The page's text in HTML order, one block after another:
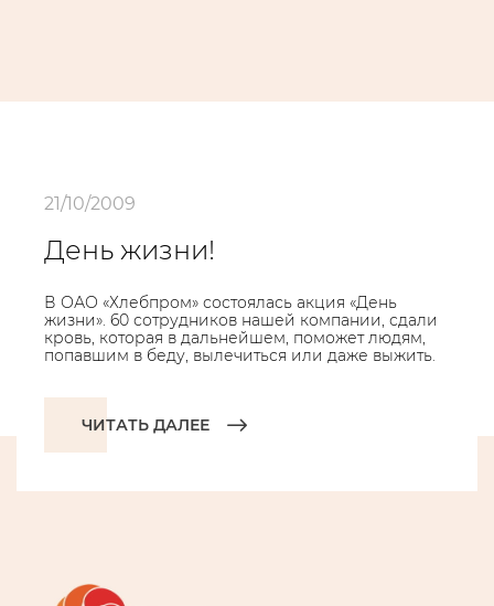
21/10/2009
День жизни!
В ОАО «Хлебпром» состоялась акция «День
жизни». 60 сотрудников нашей компании, сдали
кровь, которая в дальнейшем, поможет людям,
попавшим в беду, вылечиться или даже выжить.
ЧИТАТЬ ДАЛЕЕ